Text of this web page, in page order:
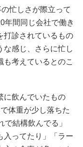
忙しさが際立って
年間同じ会社で働き
打診されているもの
な感じ、さらに忙し
も考えているとのこ
に飲んでいたもの
体重が少し落ちた
結構飲んでる」
入ってたり」「ラー